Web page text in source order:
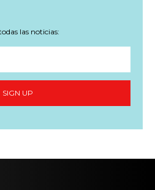
las noticias:
SIGN UP